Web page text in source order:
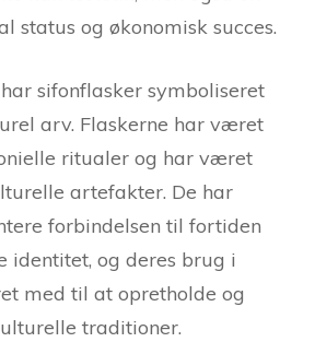
status og økonomisk succes.
sifonflasker symboliseret
arv. Flaskerne har været
ritualer og har været
artefakter. De har
forbindelsen til fortiden
identitet, og deres brug i
med til at opretholde og
traditioner.